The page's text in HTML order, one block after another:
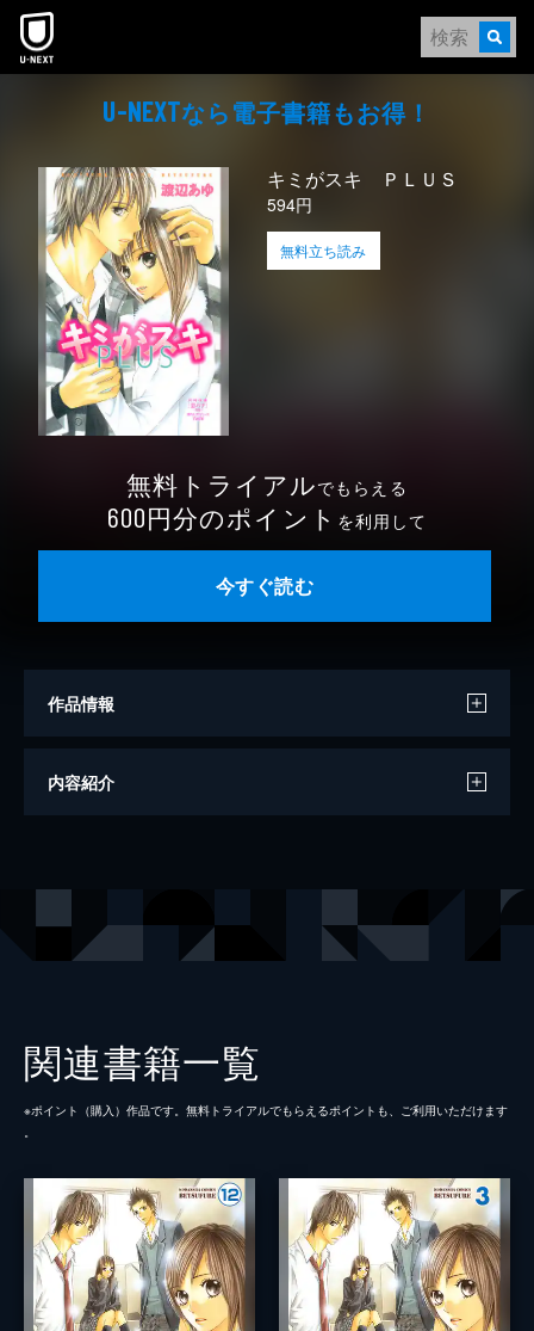
本文へスキップ
U-NEXTなら電⼦書籍もお得！
キミがスキ ＰＬＵＳ
594円
無料立ち読み
無料トライアルでもらえる
600円分のポイント を利用して
今すぐ読む
作品情報
原作
内容紹介
関連書籍一覧
※ポイント（購⼊）作品です。無料トライアルでもらえるポイントも、ご利⽤いただけます